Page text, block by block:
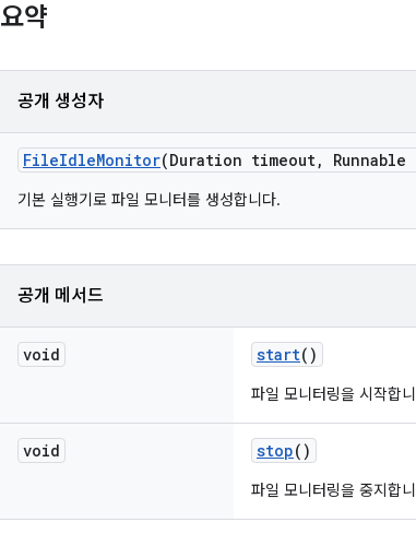
요약
공개 생성자
FileIdleMonitor(Duration timeout,
기본 실행기로 파일 모니터를 생성합니다.
공개 메서드
void start()
파일 모니터링을 시작합
void stop()
파일 모니터링을 중지합